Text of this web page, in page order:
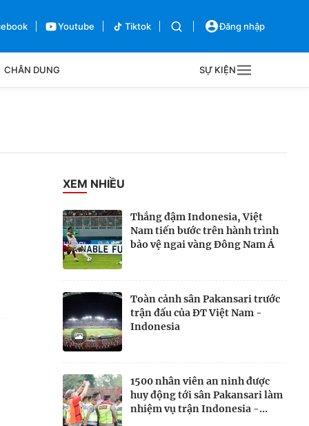
Youtube Tiktok Đăng nhập
CHÂN DUNG SỰ KIỆN
XEM NHIỀU
Thắng đậm Indonesia, Việt
Nam tiến bước trên hành trình
bảo vệ ngai vàng Đông Nam Á
Toàn cảnh sân Pakansari trước
trận đấu của ĐT Việt Nam -
Indonesia
1500 nhân viên an ninh được
huy động tới sân Pakansari làm
nhiệm vụ trận Indonesia -...